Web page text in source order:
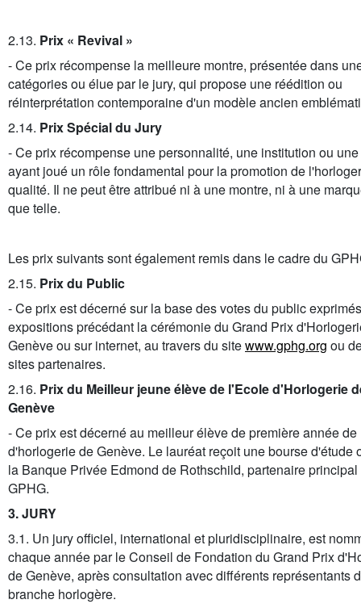
2.13. Prix « Revival »
- Ce prix récompense la meilleure montre, présentée dans
catégories ou élue par le jury, qui propose une réédition ou
réinterprétation contemporaine d'un modèle ancien
2.14. Prix Spécial du Jury
- Ce prix récompense une personnalité, une institution ou
ayant joué un rôle fondamental pour la promotion de
qualité. Il ne peut être attribué ni à une montre, ni à une
que telle.
Les prix suivants sont également remis dans le cadre du
2.15. Prix du Public
- Ce prix est décerné sur la base des votes du public
expositions précédant la cérémonie du Grand Prix
Genève ou sur internet, au travers du sitewww.gphg.org ou
sites partenaires.
2.16. Prix du Meilleur jeune élève de l'Ecole d'Horlogerie
Genève
- Ce prix est décerné au meilleur élève de première année
d'horlogerie de Genève. Le lauréat reçoit une bourse d'étude
la Banque Privée Edmond de Rothschild, partenaire principal
GPHG.
3. JURY
3.1. Un jury officiel, international et pluridisciplinaire, est
chaque année par le Conseil de Fondation du Grand Prix
de Genève, après consultation avec différents représentants
branche horlogère.